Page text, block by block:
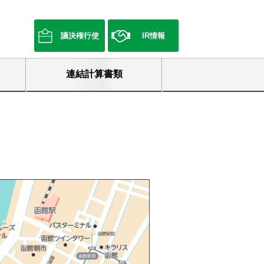
議決権行使 IR情報
連結計算書類